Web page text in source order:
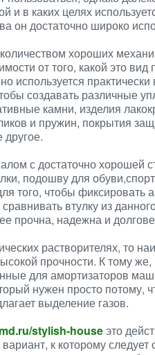
и в каких целях
он достаточно широко
хороших
от того, какой это
используется практически
создавать различные
камни, изделия
и пружин, покрытия
с достаточно хорошей
подошву для
того, чтобы фиксировать
втулку из
прочна, надежна и
растворителях, то
прочности. К тому же,
для амортизаторов
нужен просто потому,
выделение газов.
stylish-houseэто
к которому следует